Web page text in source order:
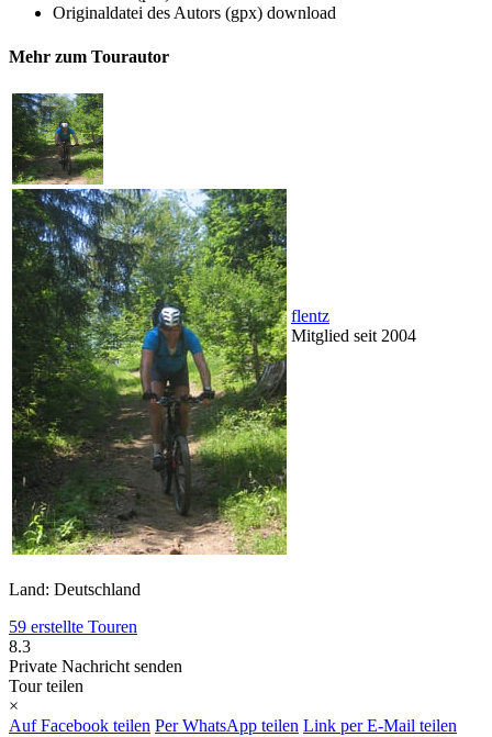
Originaldatei des Autors (gpx) download
Mehr zum Tourautor
flentz
Mitglied seit 2004
Land: Deutschland
59 erstellte Touren
8.3
Private Nachricht senden
Tour teilen
×
Auf Facebook teilen Per WhatsApp teilen Link per E-Mail teilen